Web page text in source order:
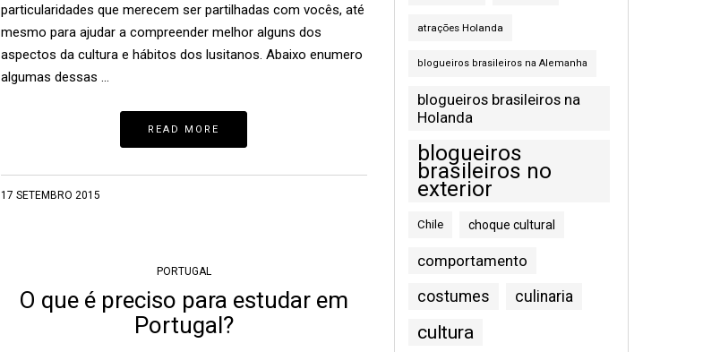
particularidades que merecem ser partilhadas com vocês, até
mesmo para ajudar a compreender melhor alguns dos
aspectos da cultura e hábitos dos lusitanos. Abaixo enumero
algumas dessas …
READ MORE
17 SETEMBRO 2015
PORTUGAL
O que é preciso para estudar em
Portugal?
atrações Holanda
blogueiros brasileiros na Alemanha
blogueiros brasileiros na
Holanda
blogueiros
brasileiros no
exterior
Chile choque cultural
comportamento
costumes culinaria
cultura